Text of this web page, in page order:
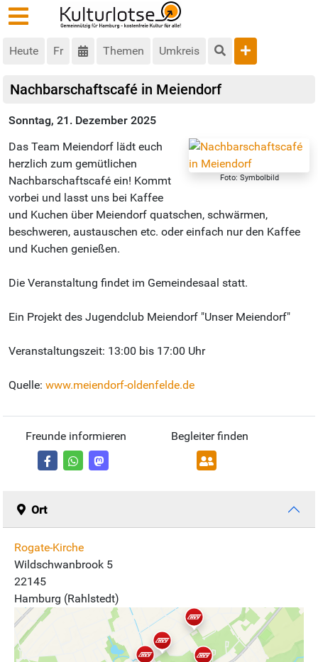
Heute Fr Themen Umkreis
Nachbarschaftscafé in Meiendorf
Sonntag, 21. Dezember 2025
Foto: Symbolbild
Das Team Meiendorf lädt euch
herzlich zum gemütlichen
Nachbarschaftscafé ein! Kommt
vorbei und lasst uns bei Kaffee
und Kuchen über Meiendorf quatschen, schwärmen,
beschweren, austauschen etc. oder einfach nur den Kaffee
und Kuchen genießen.
Die Veranstaltung findet im Gemeindesaal statt.
Ein Projekt des Jugendclub Meiendorf "Unser Meiendorf"
Veranstaltungszeit: 13:00 bis 17:00 Uhr
Quelle: www.meiendorf-oldenfelde.de
Freunde informieren Begleiter finden
Ort
Rogate-Kirche
Wildschwanbrook 5
22145
Hamburg (Rahlstedt)